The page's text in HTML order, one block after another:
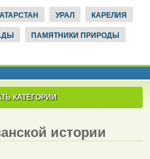
УРАЛ КАРЕЛИЯ
ПАМЯТНИКИ ПРИРОДЫ
КАТЕГОРИИ
истории